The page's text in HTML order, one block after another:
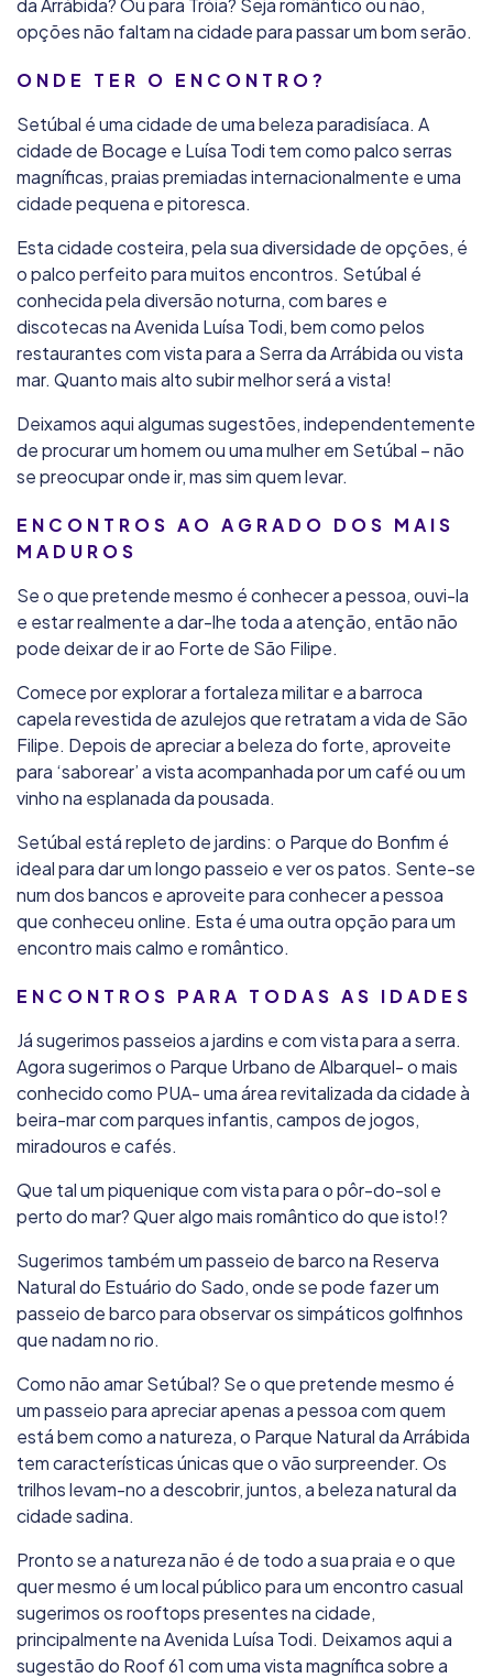
da Arrábida? Ou para Tróia? Seja romântico ou não,
opções não faltam na cidade para passar um bom serão.
ONDE TER O ENCONTRO?
Setúbal é uma cidade de uma beleza paradisíaca. A
cidade de Bocage e Luísa Todi tem como palco serras
magníficas, praias premiadas internacionalmente e uma
cidade pequena e pitoresca.
Esta cidade costeira, pela sua diversidade de opções, é
o palco perfeito para muitos encontros. Setúbal é
conhecida pela diversão noturna, com bares e
discotecas na Avenida Luísa Todi, bem como pelos
restaurantes com vista para a Serra da Arrábida ou vista
mar. Quanto mais alto subir melhor será a vista!
Deixamos aqui algumas sugestões, independentemente
de procurar um homem ou uma mulher em Setúbal – não
se preocupar onde ir, mas sim quem levar.
ENCONTROS AO AGRADO DOS MAIS
MADUROS
Se o que pretende mesmo é conhecer a pessoa, ouvi-la
e estar realmente a dar-lhe toda a atenção, então não
pode deixar de ir ao Forte de São Filipe.
Comece por explorar a fortaleza militar e a barroca
capela revestida de azulejos que retratam a vida de São
Filipe. Depois de apreciar a beleza do forte, aproveite
para ‘saborear’ a vista acompanhada por um café ou um
vinho na esplanada da pousada.
Setúbal está repleto de jardins: o Parque do Bonfim é
ideal para dar um longo passeio e ver os patos. Sente-se
num dos bancos e aproveite para conhecer a pessoa
que conheceu online. Esta é uma outra opção para um
encontro mais calmo e romântico.
ENCONTROS PARA TODAS AS IDADES
Já sugerimos passeios a jardins e com vista para a serra.
Agora sugerimos o Parque Urbano de Albarquel- o mais
conhecido como PUA- uma área revitalizada da cidade à
beira-mar com parques infantis, campos de jogos,
miradouros e cafés.
Que tal um piquenique com vista para o pôr-do-sol e
perto do mar? Quer algo mais romântico do que isto!?
Sugerimos também um passeio de barco na Reserva
Natural do Estuário do Sado, onde se pode fazer um
passeio de barco para observar os simpáticos golfinhos
que nadam no rio.
Como não amar Setúbal? Se o que pretende mesmo é
um passeio para apreciar apenas a pessoa com quem
está bem como a natureza, o Parque Natural da Arrábida
tem características únicas que o vão surpreender. Os
trilhos levam-no a descobrir, juntos, a beleza natural da
cidade sadina.
Pronto se a natureza não é de todo a sua praia e o que
quer mesmo é um local público para um encontro casual
sugerimos os rooftops presentes na cidade,
principalmente na Avenida Luísa Todi. Deixamos aqui a
sugestão do Roof 61 com uma vista magnífica sobre a